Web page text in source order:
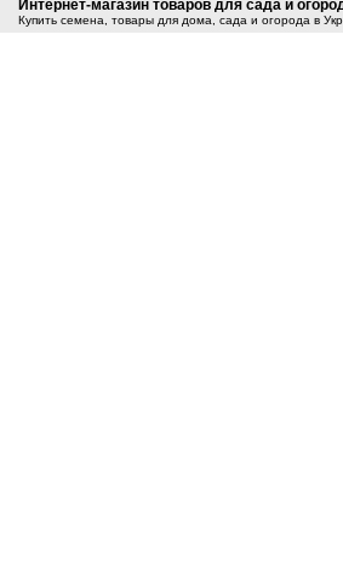
Интернет-магазин товаров для сада и
Купить семена, товары для дома, сада и огорода в